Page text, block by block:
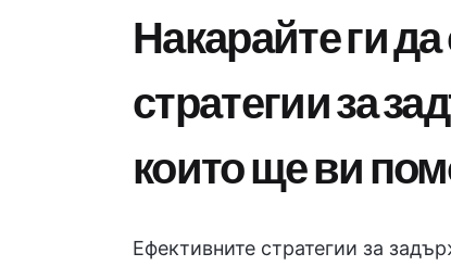
Накарайте ги
стратегии за
които ще ви
Ефективните стратегии за